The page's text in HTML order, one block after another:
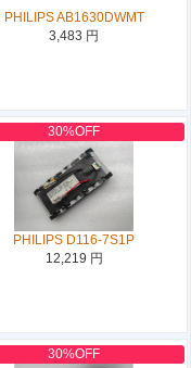
PHILIPS AB1630DWMT
3,483 円
30%OFF
PHILIPS D116-7S1P
12,219 円
30%OFF